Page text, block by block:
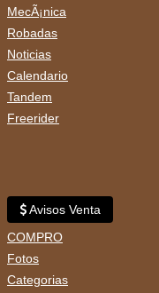
MecÃ¡nica
Robadas
Noticias
Calendario
Tandem
Freerider
Avisos Venta
COMPRO
Fotos
Categorias